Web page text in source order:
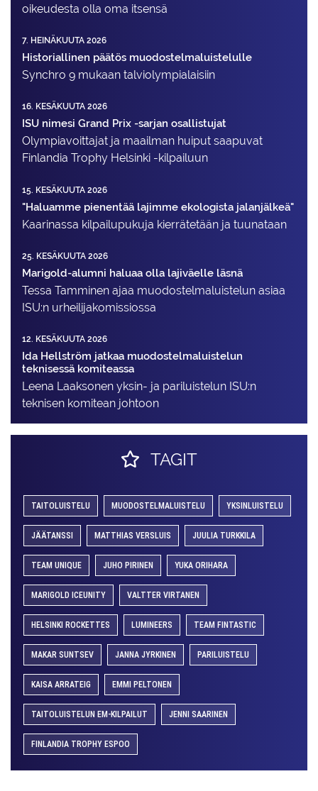
oikeudesta olla oma itsensä
7. HEINÄKUUTA 2026
Historiallinen päätös muodostelmaluistelulle
Synchro 9 mukaan talviolympialaisiin
16. KESÄKUUTA 2026
ISU nimesi Grand Prix -sarjan osallistujat
Olympiavoittajat ja maailman huiput saapuvat
Finlandia Trophy Helsinki -kilpailuun
15. KESÄKUUTA 2026
"Haluamme pienentää lajimme ekologista jalanjälkeä"
Kaarinassa kilpailupukuja kierrätetään ja tuunataan
25. KESÄKUUTA 2026
Marigold-alumni haluaa olla lajiväelle läsnä
Tessa Tamminen ajaa muodostelma­luistelun asiaa
ISU:n urheilija­komissiossa
12. KESÄKUUTA 2026
Ida Hellström jatkaa muodostelmaluistelun
teknisessä komiteassa
Leena Laaksonen yksin- ja pariluistelun ISU:n
teknisen komitean johtoon
TAGIT
TAITOLUISTELU MUODOSTELMALUISTELU YKSINLUISTELU
JÄÄTANSSI MATTHIAS VERSLUIS JUULIA TURKKILA
TEAM UNIQUE JUHO PIRINEN YUKA ORIHARA
MARIGOLD ICEUNITY VALTTER VIRTANEN
HELSINKI ROCKETTES LUMINEERS TEAM FINTASTIC
MAKAR SUNTSEV JANNA JYRKINEN PARILUISTELU
KAISA ARRATEIG EMMI PELTONEN
TAITOLUISTELUN EM-KILPAILUT JENNI SAARINEN
FINLANDIA TROPHY ESPOO